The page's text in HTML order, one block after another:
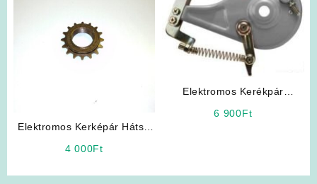
Elektromos Kerképár Hátsó
4 000Ft
Elektromos Kerékpár
6 900Ft